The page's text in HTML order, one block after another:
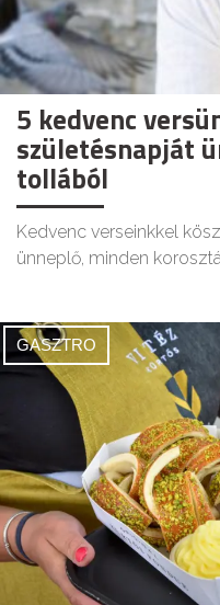
5 kedvenc
születésnapját
tollából
Kedvenc verseinkkel
ünneplő, minden
GASZTRO